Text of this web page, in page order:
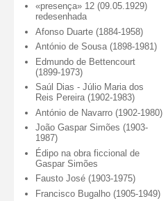
«presença» 12 (09.05.1929)
redesenhada
Afonso Duarte (1884-1958)
António de Sousa (1898-1981)
Edmundo de Bettencourt
(1899-1973)
Saúl Dias - Júlio Maria dos
Reis Pereira (1902-1983)
António de Navarro (1902-1980)
João Gaspar Simões (1903-
1987)
Édipo na obra ficcional de
Gaspar Simões
Fausto José (1903-1975)
Francisco Bugalho (1905-1949)